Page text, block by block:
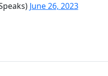
June 26, 2023